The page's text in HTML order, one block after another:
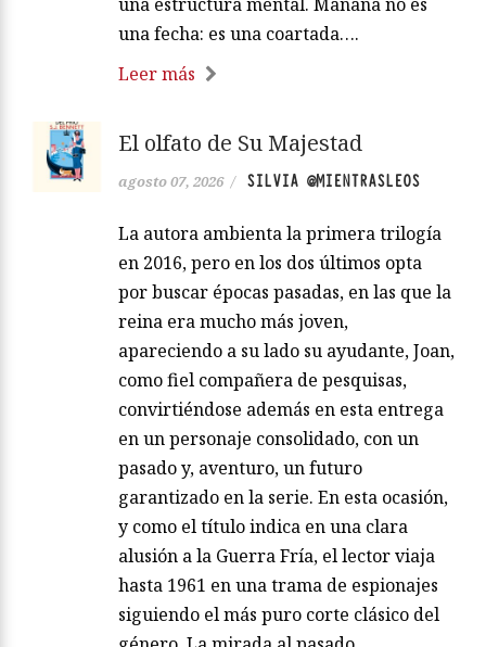
una fecha: es una coartada….
Leer más
El olfato de Su Majestad
agosto 07, 2026 / SILVIA @MIENTRASLEOS
La autora ambienta la primera trilogía
en 2016, pero en los dos últimos opta
por buscar épocas pasadas, en las que la
reina era mucho más joven,
apareciendo a su lado su ayudante, Joan,
como fiel compañera de pesquisas,
convirtiéndose además en esta entrega
en un personaje consolidado, con un
pasado y, aventuro, un futuro
garantizado en la serie. En esta ocasión,
y como el título indica en una clara
alusión a la Guerra Fría, el lector viaja
hasta 1961 en una trama de espionajes
siguiendo el más puro corte clásico del